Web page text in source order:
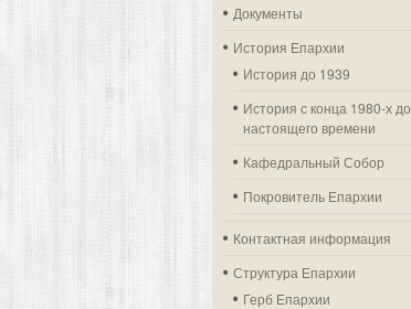
Документы
История Епархии
История до 1939
История с конца 1980-х до
настоящего времени
Кафедральный Собор
Покровитель Епархии
Контактная информация
Структура Епархии
Герб Епархии